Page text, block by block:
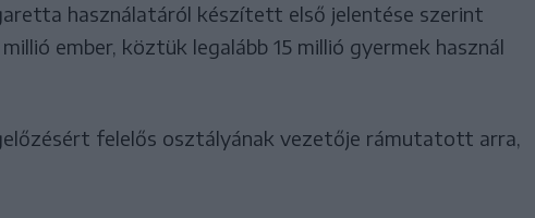
használatáról készített első jelentése szerint
ember, köztük legalább 15 millió gyermek használ
felelős osztályának vezetője rámutatott arra,